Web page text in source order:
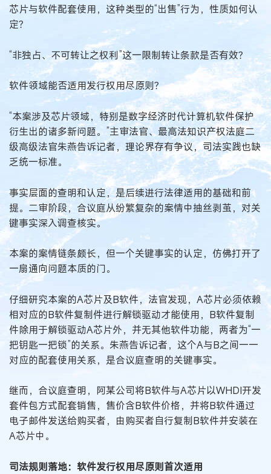
芯片与软件配套使用，这种类型的“出售”行为，性质如何认
定？
“非独占、不可转让之权利”这一限制转让条款是否有效？
软件领域能否适用发行权用尽原则？
“本案涉及芯片领域，特别是数字经济时代计算机软件保护
衍生出的诸多新问题。”主审法官、最高法知识产权法庭二
级高级法官朱燕告诉记者，理论界存有争议，司法实践也缺
乏统一标准。
事实层面的查明和认定，是后续进行法律适用的基础和前
提。二审阶段，合议庭从纷繁复杂的案情中抽丝剥茧，对关
键事实深入调查核实。
本案的案情链条颇长，但一个关键事实的认定，仿佛打开了
一扇通向问题本质的门。
仔细研究本案的A芯片及B软件，法官发现，A芯片必须依赖
相对应的B软件复制件进行解锁驱动才能使用，B软件复制
件除用于解锁驱动A芯片外，并无其他软件功能，两者为“一
把钥匙一把锁”的关系。朱燕告诉记者，这个A与B之间一一
对应的配套使用关系，是合议庭查明的关键事实。
继而，合议庭查明，阿某公司将B软件与A芯片以WHDI开发
套件包方式配套销售，售价含B软件价格，并将B软件通过
电子邮件发送给购买者，由购买者自行复制B软件并安装在
A芯片中。
司法规则落地：软件发行权用尽原则首次适用